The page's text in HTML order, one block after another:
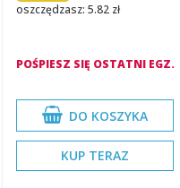
oszczędzasz: 5.82 zł
POŚPIESZ SIĘ OSTATNI EGZ.
DO KOSZYKA
KUP TERAZ